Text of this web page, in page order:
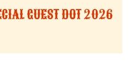
GUEST DOT 2026